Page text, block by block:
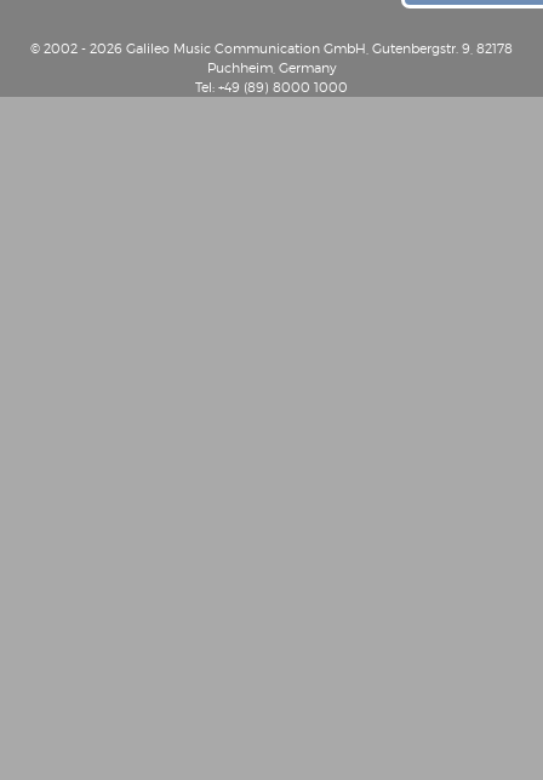
© 2002 - 2026 Galileo Music Communication GmbH, Gutenbergstr. 9, 82178
Puchheim, Germany
Tel: +49 (89) 8000 1000